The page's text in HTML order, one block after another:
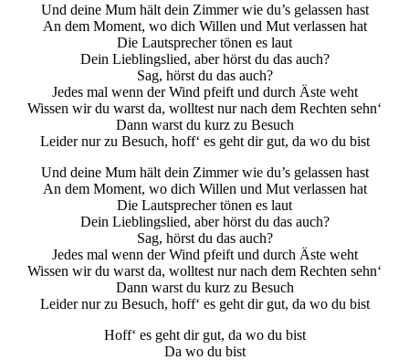
Und deine Mum hält dein Zimmer wie du’s gelassen hast
An dem Moment, wo dich Willen und Mut verlassen hat
Die Lautsprecher tönen es laut
Dein Lieblingslied, aber hörst du das auch?
Sag, hörst du das auch?
Jedes mal wenn der Wind pfeift und durch Äste weht
Wissen wir du warst da, wolltest nur nach dem Rechten sehn‘
Dann warst du kurz zu Besuch
Leider nur zu Besuch, hoff‘ es geht dir gut, da wo du bist
Und deine Mum hält dein Zimmer wie du’s gelassen hast
An dem Moment, wo dich Willen und Mut verlassen hat
Die Lautsprecher tönen es laut
Dein Lieblingslied, aber hörst du das auch?
Sag, hörst du das auch?
Jedes mal wenn der Wind pfeift und durch Äste weht
Wissen wir du warst da, wolltest nur nach dem Rechten sehn‘
Dann warst du kurz zu Besuch
Leider nur zu Besuch, hoff‘ es geht dir gut, da wo du bist
Hoff‘ es geht dir gut, da wo du bist
Da wo du bist